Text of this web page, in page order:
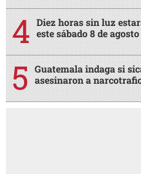
Diez horas sin luz
este sábado 8 de agosto
Guatemala indaga si
asesinaron a